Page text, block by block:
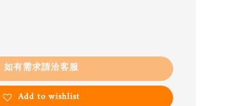
如有需求請洽客服
Add to wishlist